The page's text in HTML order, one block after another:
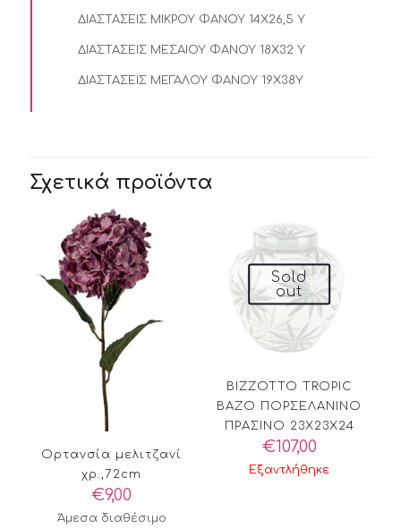
ΔΙΑΣΤΑΣΕΙΣ ΜΙΚΡΟΥ ΦΑΝΟΥ 14Χ26,5 Υ
ΔΙΑΣΤΑΣΕΙΣ ΜΕΣΑΙΟΥ ΦΑΝΟΥ 18Χ32 Υ
ΔΙΑΣΤΑΣΕΙΣ ΜΕΓΑΛΟΥ ΦΑΝΟΥ 19Χ38Υ
Σχετικά προϊόντα
Ορτανσία μελιτζανί
χρ.,72cm
€9,00
Άμεσα διαθέσιμο
Sold
out
BIZZOTTO TROPIC
ΒΑΖΟ ΠΟΡΣΕΛΑΝΙΝΟ
ΠΡΑΣΙΝΟ 23X23X24
€107,00
Εξαντλήθηκε